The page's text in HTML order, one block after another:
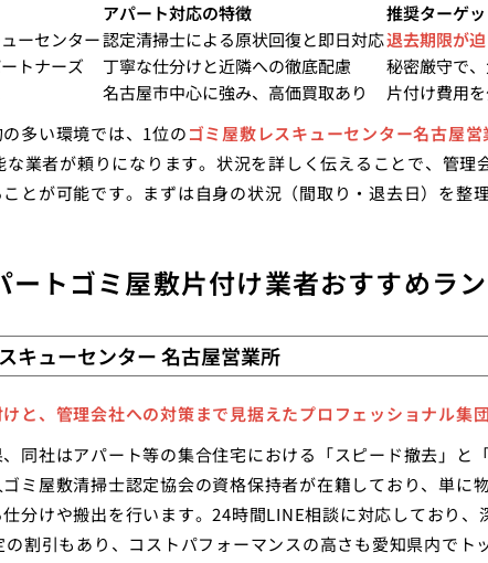
アパート対応の特徴
推奨ターゲッ
ーセンター認定清掃士による原状回復と即日対応退去期限が
トナーズ 丁寧な仕分けと近隣への徹底配慮
秘密厳守で
名古屋市中心に強み、高価買取あり
片付け費用
多い環境では、1位のゴミ屋敷レスキューセンター名古屋営
な業者が頼りになります。状況を詳しく伝えることで、管
とが可能です。まずは自身の状況（間取り・退去日）を整
ートゴミ屋敷片付け業者おすすめラ
キューセンター 名古屋営業所
と、管理会社への対策まで見据えたプロフェッショナル集団
同社はアパート等の集合住宅における「スピード撤去」と
ミ屋敷清掃士認定協会の資格保持者が在籍しており、単に
分けや搬出を行います。24時間LINE相談に対応しており
割引もあり、コストパフォーマンスの高さも愛知県内でト